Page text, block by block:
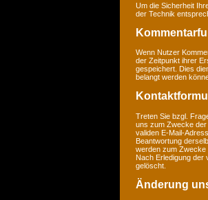
Um die Sicherheit
der Technik
Wenn Nutzer
der Zeitpunkt ihrer
gespeichert. Dies
belangt werden
Treten Sie bzgl.
uns zum Zwecke der
validen E-Mail-
Beantwortung
werden zum Zwecke
Nach Erledigung der
gelöscht.
Änderung